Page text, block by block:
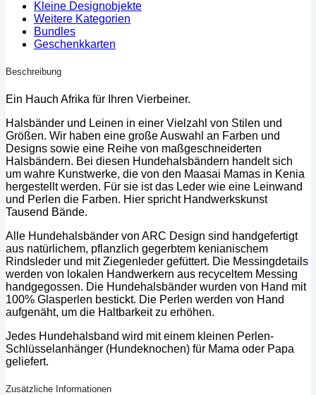
Kleine Designobjekte
Weitere Kategorien
Bundles
Geschenkkarten
Beschreibung
Ein Hauch Afrika für Ihren Vierbeiner.
Halsbänder und Leinen in einer Vielzahl von Stilen und
Größen. Wir haben eine große Auswahl an Farben und
Designs sowie eine Reihe von maßgeschneiderten
Halsbändern. Bei diesen Hundehalsbändern handelt sich
um wahre Kunstwerke, die von den Maasai Mamas in Kenia
hergestellt werden. Für sie ist das Leder wie eine Leinwand
und Perlen die Farben. Hier spricht Handwerkskunst
Tausend Bände.
Alle Hundehalsbänder von ARC Design sind handgefertigt
aus natürlichem, pflanzlich gegerbtem kenianischem
Rindsleder und mit Ziegenleder gefüttert. Die Messingdetails
werden von lokalen Handwerkern aus recyceltem Messing
handgegossen. Die Hundehalsbänder wurden von Hand mit
100% Glasperlen bestickt. Die Perlen werden von Hand
aufgenäht, um die Haltbarkeit zu erhöhen.
Jedes Hundehalsband wird mit einem kleinen Perlen-
Schlüsselanhänger (Hundeknochen) für Mama oder Papa
geliefert.
Zusätzliche Informationen